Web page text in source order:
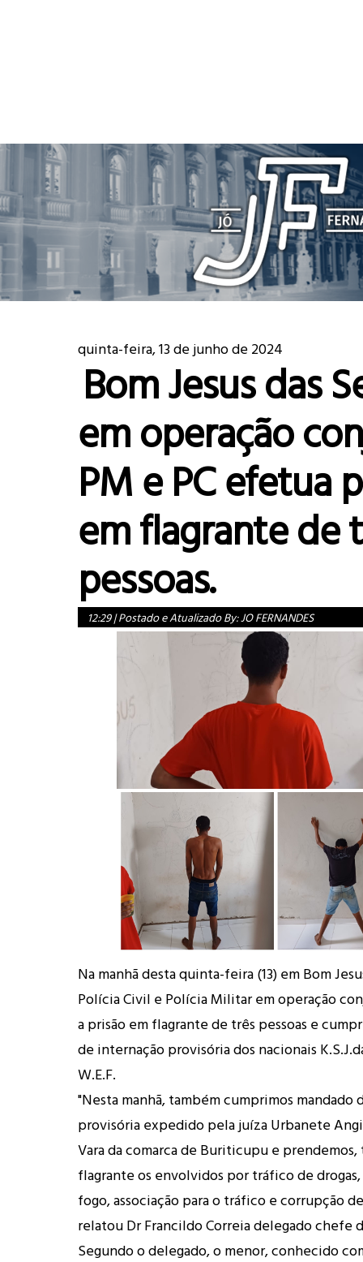
quinta-feira, 13 de junho de 2024
Bom Jesus das
em operação
PM e PC efetua
em flagrante de
pessoas.
12:29|Postado e Atualizado By:JO FERNANDES
Na manhã desta quinta-feira (13) em Bom
Polícia Civil e Polícia Militar em operação
a prisão em flagrante de três pessoas e
de internação provisória dos nacionais
W.E.F.
"Nesta manhã, também cumprimos mandado
provisória expedido pela juíza Urbanete
Vara da comarca de Buriticupu e prendemos,
flagrante os envolvidos por tráfico de drogas,
fogo, associação para o tráfico e corrupção
relatou Dr Francildo Correia delegado chefe
Segundo o delegado, o menor, conhecido